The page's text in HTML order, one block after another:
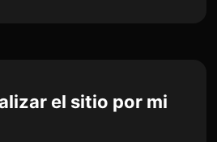
el sitio por mi